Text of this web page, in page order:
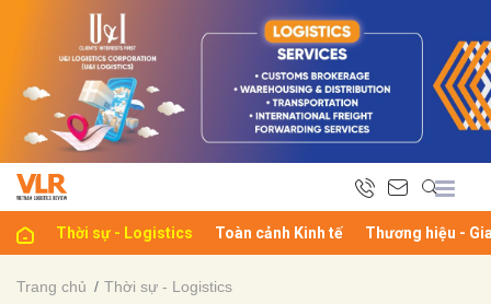
Thời sự - Logistics Toàn cảnh Kinh tế Thương hiệu -
Trang chủ Thời sự - Logistics
luận